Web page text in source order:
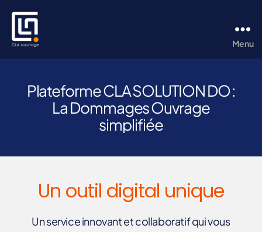
Menu
Plateforme CLA SOLUTION DO :
La Dommages Ouvrage
simplifiée
Un outil digital unique
Un service innovant et collaboratif qui vous